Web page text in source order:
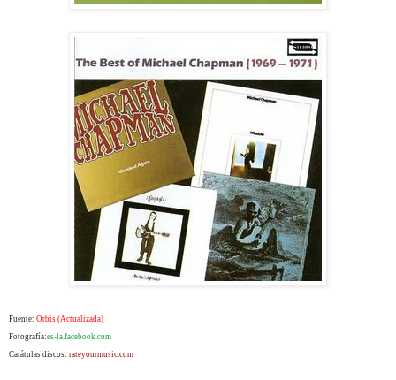
Fuente: Orbis (Actualizada)
Fotografía:es-la.facebook.com
Carátulas discos: rateyourmusic.com